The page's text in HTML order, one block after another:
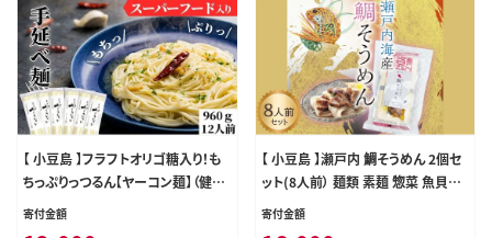
【 小豆島 】フラフトオリゴ糖入り！も
ちっぷりっつるん【ヤーコン麺】（健康
麺 ギフト 贈答品 お歳暮 贈り物） ス
寄付金額
【 小豆島 】瀬戸内 鯛そうめん 2個セ
ット(8人前） 麺類 素麺 惣菜 魚貝類
タイ
寄付金額